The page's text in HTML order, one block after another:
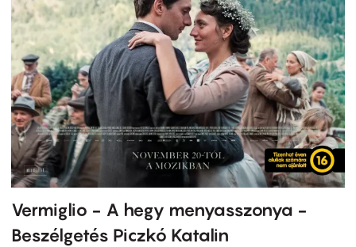
Vermiglio - A hegy menyasszonya -
Beszélgetés Piczkó Katalin